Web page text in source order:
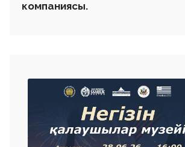
компаниясы.